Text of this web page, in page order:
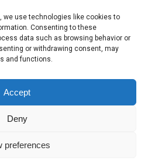
we use technologies like cookies to
Consenting to these
data such as browsing behavior or
or withdrawing consent, may
and functions.
Accept
Deny
preferences